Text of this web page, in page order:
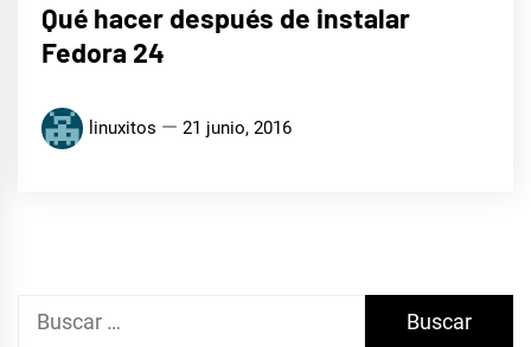
Qué hacer después de instalar
Fedora 24
linuxitos 21 junio, 2016
Buscar: